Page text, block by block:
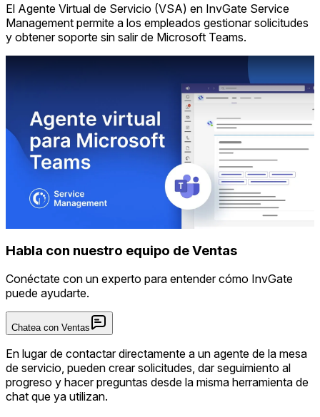
El Agente Virtual de Servicio (VSA) en InvGate Service
Management permite a los empleados gestionar solicitudes
y obtener soporte sin salir de Microsoft Teams.
Habla con nuestro equipo de Ventas
Conéctate con un experto para entender cómo InvGate
puede ayudarte.
Chatea con Ventas
En lugar de contactar directamente a un agente de la mesa
de servicio, pueden crear solicitudes, dar seguimiento al
progreso y hacer preguntas desde la misma herramienta de
chat que ya utilizan.